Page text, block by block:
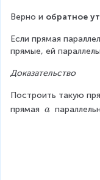
Верно и обратное
Если прямая
прямые, ей
Доказательство
Построить такую
прямая \
a